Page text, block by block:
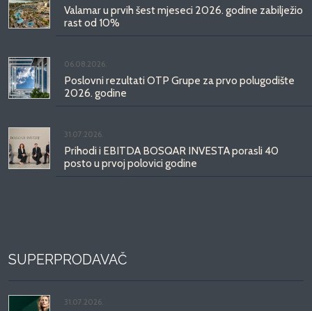
Valamar u prvih šest mjeseci 2026. godine zabilježio
rast od 10%
06.08.2026.
Poslovni rezultati OTP Grupe za prvo polugodište
2026. godine
31.07.2026.
Prihodi i EBITDA BOSQAR INVESTA porasli 40
posto u prvoj polovici godine
SUPERPRODAVAČ
31.07.2026.